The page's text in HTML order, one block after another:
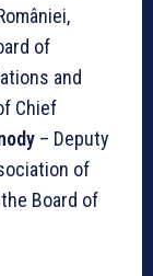
of
and
Chief
– Deputy
of
Board of